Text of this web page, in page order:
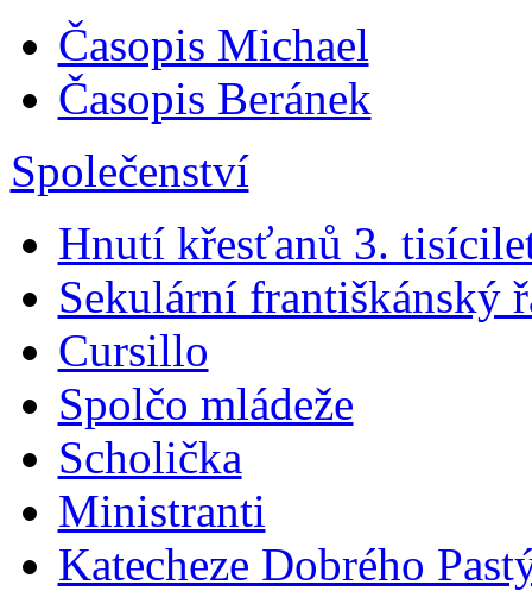
Časopis Michael
Časopis Beránek
Společenství
Hnutí křesťanů 3.
Sekulární františkánský
Cursillo
Spolčo mládeže
Scholička
Ministranti
Katecheze Dobrého